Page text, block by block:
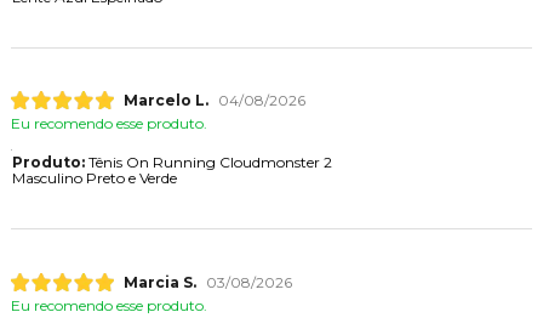
Marcelo L.
04/08/2026
Eu recomendo esse produto.
Produto:Tênis On Running Cloudmonster 2
Masculino Preto e Verde
Marcia S.
03/08/2026
Eu recomendo esse produto.